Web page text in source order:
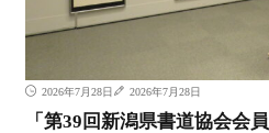
2026年7月28日 2026年7月28日
「第39回新潟県書道協会会